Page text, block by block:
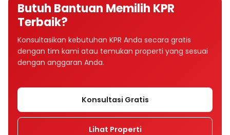
Butuh Bantuan Memilih KPR
Terbaik?
Konsultasikan kebutuhan KPR Anda secara gratis
dengan tim kami atau temukan properti yang sesuai
dengan anggaran Anda.
Konsultasi Gratis
Lihat Properti